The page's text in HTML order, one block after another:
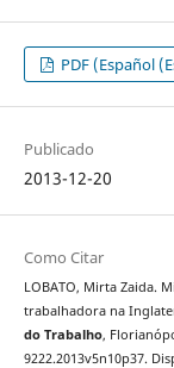
PDF (Español
Publicado
2013-12-20
Como Citar
LOBATO, Mirta Zaida.
trabalhadora na
do Trabalho,
9222.2013v5n10p37.